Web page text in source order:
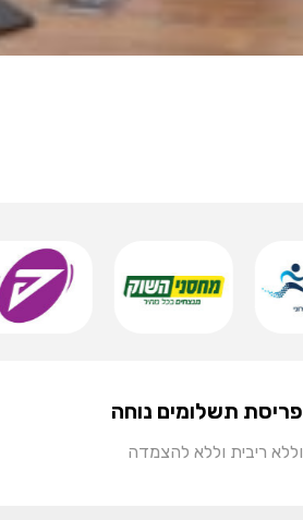
פריסת תשלומים נוחה
וללא ריבית וללא להצמדה